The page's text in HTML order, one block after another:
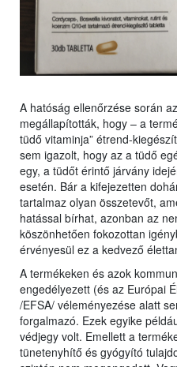
A hatóság ellenőrzése során
megállapították, hogy – a
tüdő vitaminja” étrend-
sem igazolt, hogy az a tüdő
egy, a tüdőt érintő járvány
esetén. Bár a kifejezetten
tartalmaz olyan összetevőt,
hatással bírhat, azonban az
köszönhetően fokozottan
érvényesül ez a kedvező
A termékeken és azok
engedélyezett (és az Európai
/EFSA/ véleményezése alatt
forgalmazó. Ezek egyike
védjegy volt. Emellett a
tünetenyhítő és gyógyító